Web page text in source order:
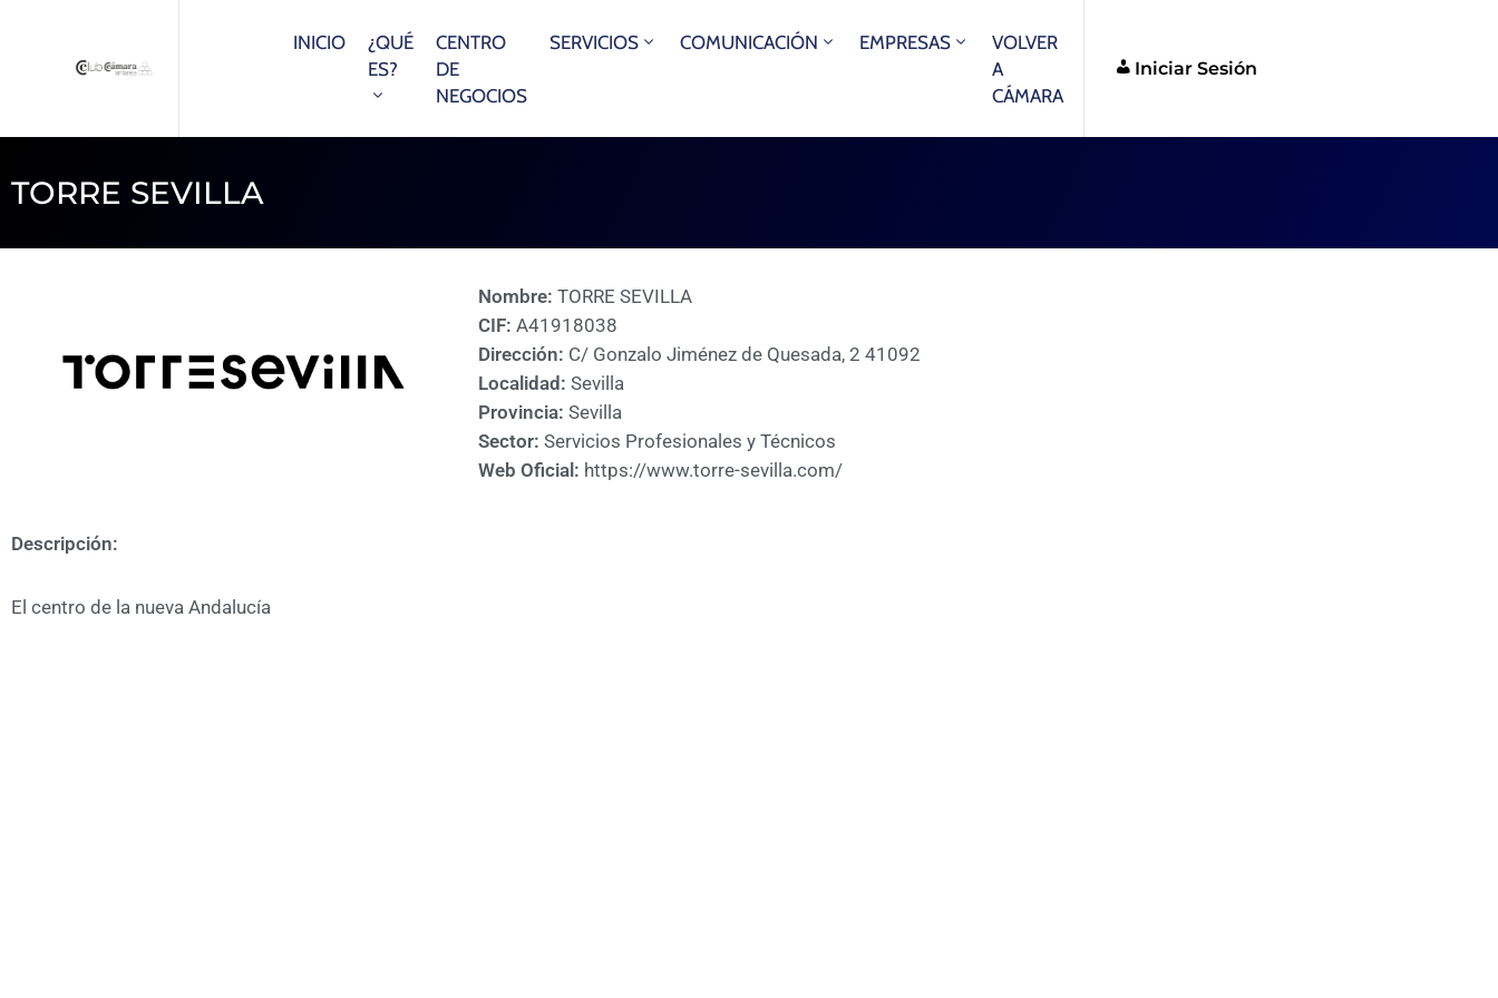
INICIO
¿QUÉ
ES?
CENTRO
DE
NEGOCIOS
SERVICIOS COMUNICACIÓN EMPRESAS
VOLVER
A
CÁMARA
Iniciar Sesión
TORRE SEVILLA
Nombre: TORRE SEVILLA
CIF: A41918038
Dirección: C/ Gonzalo Jiménez de Quesada, 2 41092
Localidad: Sevilla
Provincia: Sevilla
Sector: Servicios Profesionales y Técnicos
Web Oficial: https://www.torre-sevilla.com/
Descripción:
El centro de la nueva Andalucía